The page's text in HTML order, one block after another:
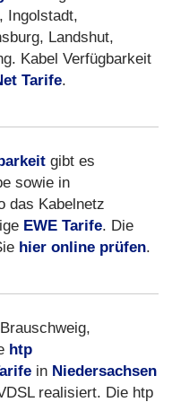
Ingolstadt,
Landshut,
Kabel Verfügbarkeit
Tarife.
gibt es
sowie in
das Kabelnetz
EWE Tarife. Die
hier online prüfen.
htp
in Niedersachsen
realisiert. Die htp